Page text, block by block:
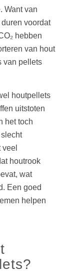
Want van
voordat
hebben
van hout
van pellets
houtpellets
uitstoten
het toch
houtrook
wat
Een goed
helpen